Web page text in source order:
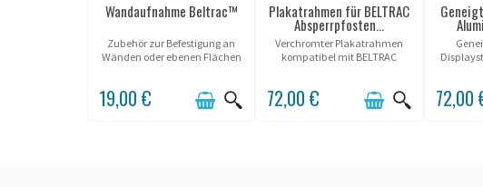
Wandaufnahme Beltrac™
Zubehör zur Befestigung an
Wänden oder ebenen Flächen
19,00 €
Plakatrahmen für BELTRAC
Absperrpfosten...
Verchromter Plakatrahmen
kompatibel mit BELTRAC
72,00 € 72,00